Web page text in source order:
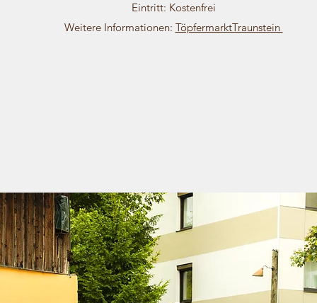
Eintritt: Kostenfrei
Weitere Informationen: TöpfermarktTraunstein